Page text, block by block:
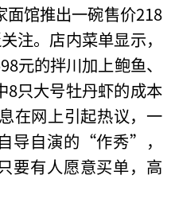
面馆推出一碗售价218
注。店内菜单显示，
元的拌川加上鲍鱼、
8只大号牡丹虾的成本
在网上引起热议，一
导自演的“作秀”，
要有人愿意买单，高